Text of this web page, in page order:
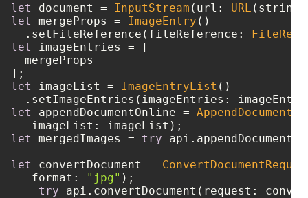
let
document = InputStream (url: URL
let
mergeProps = ImageEntry ()
  .setFileReference(fileReference:
let
imageEntries = [
  mergeProps
let
imageList = ImageEntryList ()
let
appendDocumentOnline =
let
mergedImages = try
let
convertDocument =
   format:
"jpg"
= try